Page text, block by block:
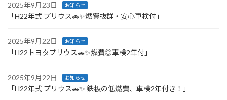
2025年9月23日 お知らせ
「H22年式 プリウス🚗✨燃費抜群・安心車検付」
2025年9月22日 お知らせ
「H22トヨタプリウス🚗✨燃費◎車検2年付」
2025年9月22日 お知らせ
「H22年式 プリウス🚗✨ 鉄板の低燃費、車検2年付き！」